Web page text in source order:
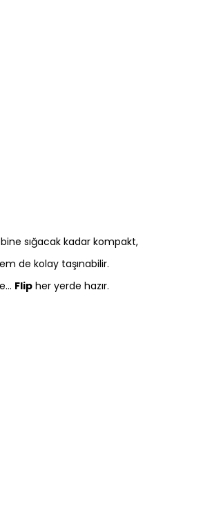
sığacak kadar kompakt,
de kolay taşınabilir.
Flip her yerde hazır.